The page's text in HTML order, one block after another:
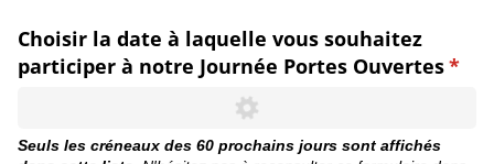
Choisir la date à laquelle vous souhaitez
participer à notre Journée Portes Ouvertes*
Seuls les créneaux des 60 prochains jours sont affichés